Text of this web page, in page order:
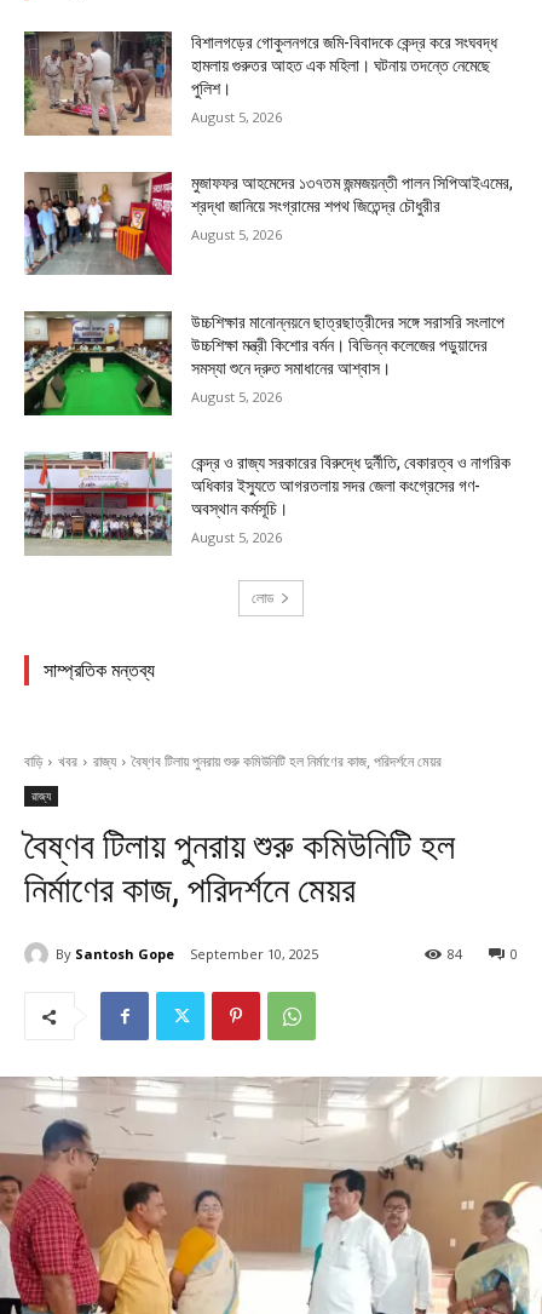
বিশালগড়ের গোকুলনগরে জমি-বিবাদকে কেন্দ্র করে সংঘবদ্ধ
হামলায় গুরুতর আহত এক মহিলা। ঘটনায় তদন্তে নেমেছে
পুলিশ।
August 5, 2026
মুজাফফর আহমেদের ১৩৭তম জন্মজয়ন্তী পালন সিপিআইএমের,
শ্রদ্ধা জানিয়ে সংগ্রামের শপথ জিতেন্দ্র চৌধুরীর
August 5, 2026
উচ্চশিক্ষার মানোন্নয়নে ছাত্রছাত্রীদের সঙ্গে সরাসরি সংলাপে
উচ্চশিক্ষা মন্ত্রী কিশোর বর্মন। বিভিন্ন কলেজের পড়ুয়াদের
সমস্যা শুনে দ্রুত সমাধানের আশ্বাস।
August 5, 2026
কেন্দ্র ও রাজ্য সরকারের বিরুদ্ধে দুর্নীতি, বেকারত্ব ও নাগরিক
অধিকার ইস্যুতে আগরতলায় সদর জেলা কংগ্রেসের গণ-
অবস্থান কর্মসূচি।
August 5, 2026
লোড
সাম্প্রতিক মন্তব্য